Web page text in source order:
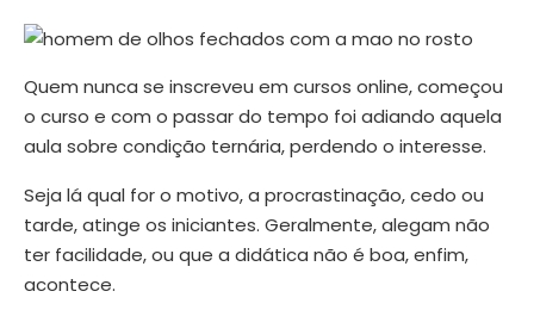
Quem nunca se inscreveu em cursos online, começou
o curso e com o passar do tempo foi adiando aquela
aula sobre condição ternária, perdendo o interesse.
Seja lá qual for o motivo, a procrastinação, cedo ou
tarde, atinge os iniciantes. Geralmente, alegam não
ter facilidade, ou que a didática não é boa, enfim,
acontece.